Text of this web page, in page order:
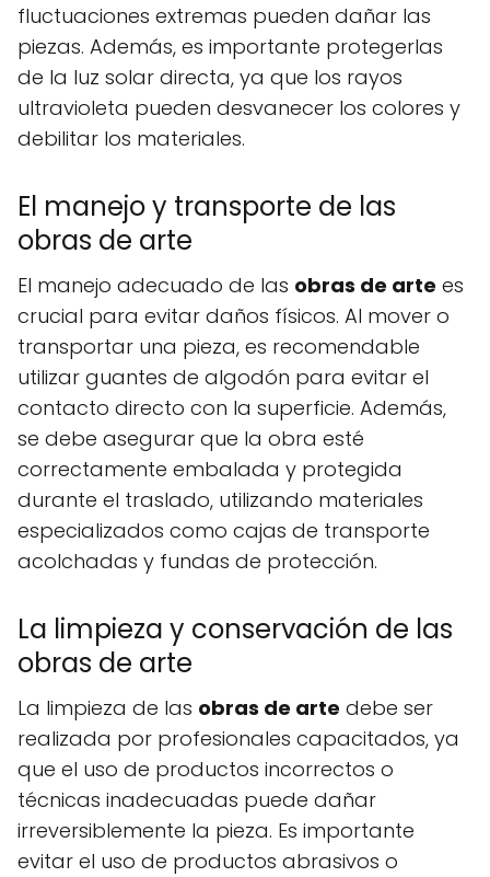
fluctuaciones extremas pueden dañar las
piezas. Además, es importante protegerlas
de la luz solar directa, ya que los rayos
ultravioleta pueden desvanecer los colores y
debilitar los materiales.
El manejo y transporte de las
obras de arte
El manejo adecuado de las obras de arte es
crucial para evitar daños físicos. Al mover o
transportar una pieza, es recomendable
utilizar guantes de algodón para evitar el
contacto directo con la superficie. Además,
se debe asegurar que la obra esté
correctamente embalada y protegida
durante el traslado, utilizando materiales
especializados como cajas de transporte
acolchadas y fundas de protección.
La limpieza y conservación de las
obras de arte
La limpieza de las obras de arte debe ser
realizada por profesionales capacitados, ya
que el uso de productos incorrectos o
técnicas inadecuadas puede dañar
irreversiblemente la pieza. Es importante
evitar el uso de productos abrasivos o